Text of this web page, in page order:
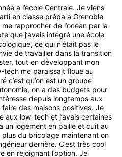
à l’école Centrale. Je viens
en classe prépa à Grenoble
rapprocher de l’océan par la
que j’avais intégré une école
ce qui n’était pas le
de travailler dans la transition
tout en développant mon
tech me paraissait floue au
c’est qu’on est un groupe
on a des budgets pour
depuis longtemps aux
des maisons positives. Je
aux low-tech et j’avais certaines
un logement en paille et cuit au
plus du bricolage maintenant on
derrière. C’est très cool
en rejoignant l’option. Je